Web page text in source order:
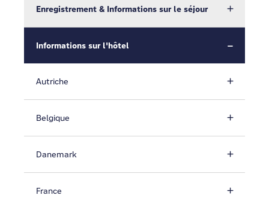
Enregistrement & Informations sur le séjour
Informations sur l'hôtel
Autriche
Belgique
Danemark
France